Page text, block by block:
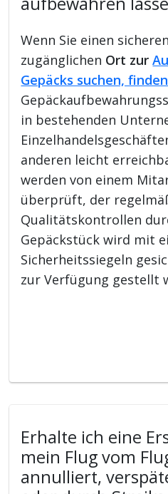
Wenn Sie einen
zugänglichen Ort zur
Gepäcks suchen,
in bestehenden
anderen leicht
werden von einem
überprüft, der
Qualitätskontrollen
Gepäckstück wird mit
Sicherheitssiegeln
zur Verfügung gestellt
Erhalte ich eine
mein Flug vom
annulliert,